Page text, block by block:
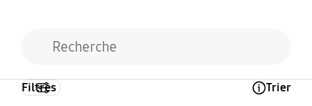
Filtres Trier